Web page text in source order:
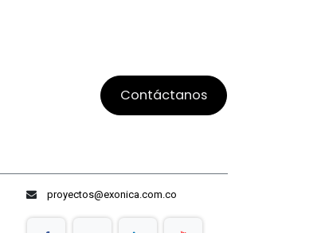
Contáctanos
proyectos@exonica.com.co